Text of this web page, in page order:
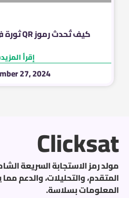
كيف تُحدث رموز QR ثورة في قطاع التعليم؟
إقرأ
27, 2024
Clicksat
مولد رمز الاستجابة السريعة
المتقدم، والتحليلات، والدعم
المعلومات بسلاسة.